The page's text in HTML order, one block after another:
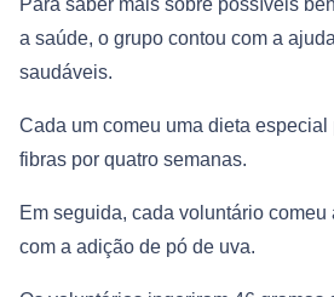
a saúde, o grupo contou com a
saudáveis.
Cada um comeu uma dieta
fibras por quatro semanas.
Em seguida, cada voluntário comeu
com a adição de pó de uva.